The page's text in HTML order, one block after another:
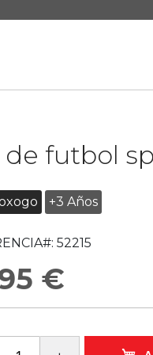
de futbol
+3 Años
52215
€